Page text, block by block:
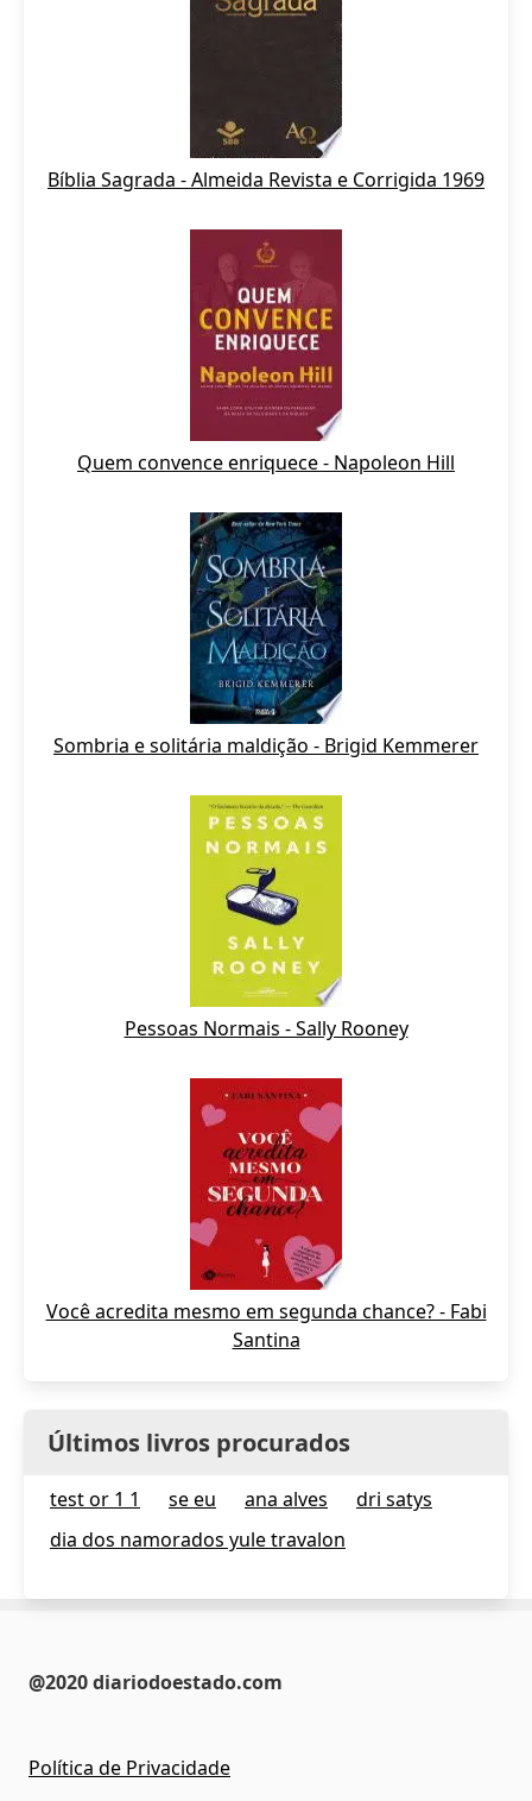
Bíblia Sagrada - Almeida Revista e Corrigida 1969
Quem convence enriquece - Napoleon Hill
Sombria e solitária maldição - Brigid Kemmerer
Pessoas Normais - Sally Rooney
Você acredita mesmo em segunda chance? - Fabi
Santina
Últimos livros procurados
test or 1 1 se eu ana alves
dri satys
dia dos namorados yule travalon
@2020 diariodoestado.com
Política de Privacidade